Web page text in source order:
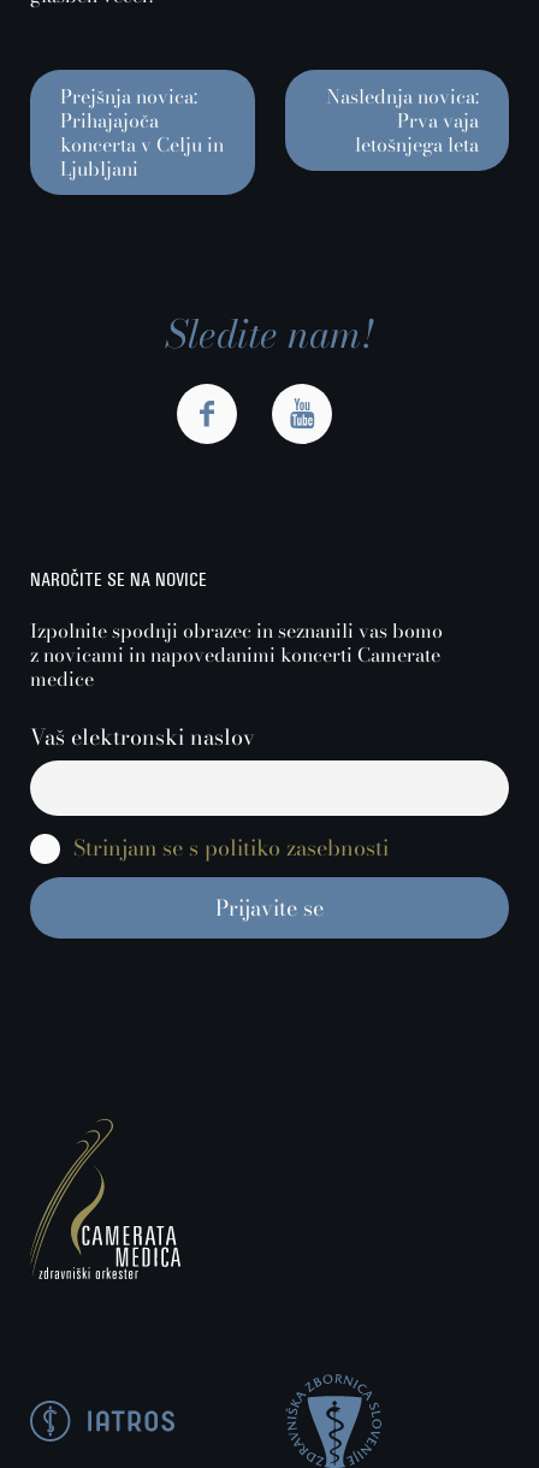
Prejšnja novica:
Prihajajoča
koncerta v Celju in
Ljubljani
Naslednja novica:
Prva vaja
letošnjega leta
Sledite nam!
NAROČITE SE NA NOVICE
Izpolnite spodnji obrazec in seznanili vas bomo
z novicami in napovedanimi koncerti Camerate
medice
Vaš elektronski naslov
Strinjam se s politiko zasebnosti